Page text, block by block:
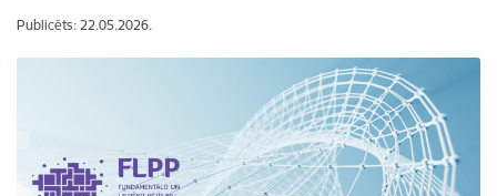
Publicēts: 22.05.2026.